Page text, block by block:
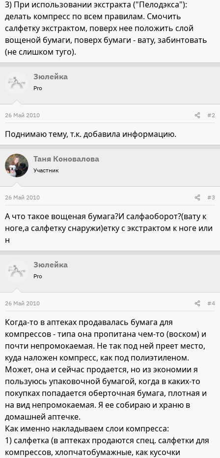
3) При использовании экстракта ("Пелодэкса"):
делать компресс по всем правилам. Смочить
салфетку экстрактом, поверх нее положить слой
вощеной бумаги, поверх бумаги - вату, забинтовать
(не слишком туго).
Зюлейка
Pro
26 Май 2010 #2
Поднимаю тему, т.к. добавила информацию.
Таня Коновалова
Участник
26 Май 2010 #3
А что такое вощеная бумага?И салфаоборот?(вату к
ноге,а салфетку снаружи)етку с экстрактом к ноге или
н
Зюлейка
Pro
26 Май 2010 #4
Когда-то в аптеках продавалась бумага для
компрессов - типа она пропитана чем-то (воском) и
почти непромокаемая. Не так под ней преет место,
куда наложен компресс, как под полиэтиленом.
Может, она и сейчас продается, но из экономии я
пользуюсь упаковочной бумагой, когда в каких-то
покупках попадается оберточная бумага, плотная и
на вид непромокаемая. Я ее собираю и храню в
домашней аптечке.
Как именно накладываем слои компресса:
1) салфетка (в аптеках продаются спец. салфетки для
компрессов, хлопчатобумажные, как кусочки